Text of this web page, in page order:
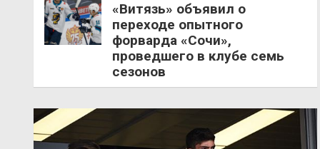
«Витязь» объявил о
переходе опытного
форварда «Сочи»,
проведшего в клубе семь
сезонов